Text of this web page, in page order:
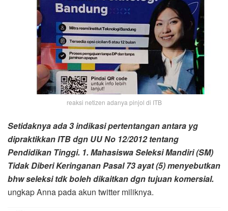
reaksi netizen adanya pinjol di ITB
Setidaknya ada 3 indikasi pertentangan antara yg
dipraktikkanITBdgn UU No 12/2012 tentang
Pendidikan Tinggi. 1. Mahasiswa Seleksi Mandiri (SM)
Tidak Diberi Keringanan Pasal 73 ayat (5) menyebutkan
bhw seleksi tdk boleh dikaitkan dgn tujuan komersial.
ungkap Anna pada akun twitter miliknya.